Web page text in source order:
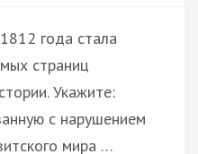
года стала
страниц
Укажите:
с нарушением
мира …